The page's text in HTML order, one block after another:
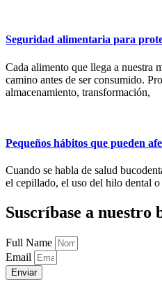
Seguridad alimentaria para
Cada alimento que llega a nuestra
camino antes de ser consumido.
almacenamiento, transformación,
Pequeños hábitos que pueden
Cuando se habla de salud
el cepillado, el uso del hilo dental o
Suscríbase a nuestro
Full Name
Email
Enviar